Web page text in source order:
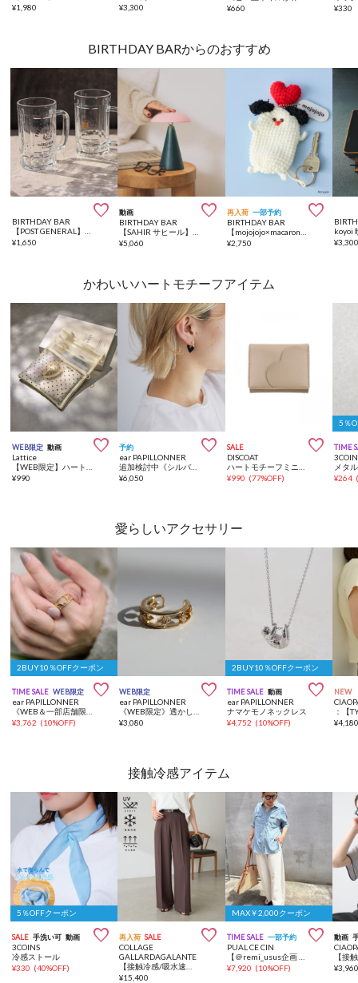
¥1,980
¥3,300
¥660
¥330
BIRTHDAY BARからのおすすめ

BIRTHDAY BAR
¥1,650
動画 
BIRTHDAY BAR
¥5,060
再入荷 一部予約 
BIRTHDAY BAR
¥2,750
koyoi
¥
かわいいハートモチーフアイテム
WEB限定 動画 
Lattice
¥990
予約 
ear PAPILLONNER
¥6,050
SALE 
DISCOAT
¥990 (77%OFF)
5％
TIME
メタ
¥264
愛らしいアクセサリー
2BUY10％OFFクーポン
TIME SALE WEB限定 
ear PAPILLONNER
《WEB＆一部店舗限定/アニマル/動画あり》どうぶつの行進リング
¥3,762 (10%OFF)
WEB限定 
ear PAPILLONNER
《WEB限定》透かしダイヤイヤーカフ
¥3,080
2BUY10％OFFクーポン
TIME SALE 動画 
ear PAPILLONNER
ナマケモノネックレス
¥4,752 (10%OFF)
NEW
¥
接触冷感アイテム
5％OFFクーポン
SALE 手洗い可 動画 
3COINS
冷感ストール
¥330 (40%OFF)
再入荷 SALE 
COLLAGE
GALLARDAGALANTE
¥15,400
MAX￥2,000クーポン
TIME SALE 一部予約 
PUAL CE CIN
¥7,920 (10%OFF)
動画
¥